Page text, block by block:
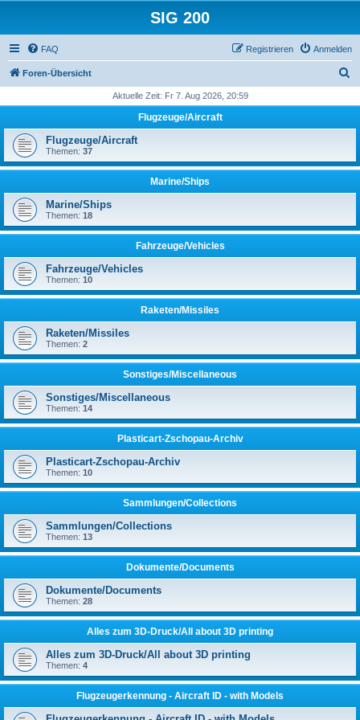
SIG 200
FAQ Anmelden
Registrieren
Foren-Übersicht
h
Aktuelle Zeit: Fr 7. Aug 2026, 20:59
Flugzeuge/Aircraft
Flugzeuge/Aircraft
Themen: 37
Marine/Ships
Marine/Ships
Themen: 18
Fahrzeuge/Vehicles
Fahrzeuge/Vehicles
Themen: 10
Raketen/Missiles
Raketen/Missiles
Themen: 2
Sonstiges/Miscellaneous
Sonstiges/Miscellaneous
Themen: 14
Plasticart-Zschopau-Archiv
Plasticart-Zschopau-Archiv
Themen: 10
Sammlungen/Collections
Sammlungen/Collections
Themen: 13
Dokumente/Documents
Dokumente/Documents
Themen: 28
Alles zum 3D-Druck/All about 3D printing
Alles zum 3D-Druck/All about 3D printing
Themen: 4
Flugzeugerkennung - Aircraft ID - with Models